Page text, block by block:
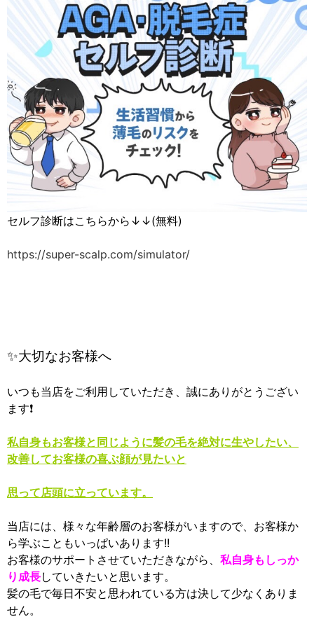
セルフ診断はこちらから↓↓(無料)
https://super-scalp.com/simulator/
✨大切なお客様へ
いつも当店をご利用していただき、誠にありがとうござい
ます❗
私自身もお客様と同じように髪の毛を絶対に生やしたい、
改善してお客様の喜ぶ顔が見たいと
思って店頭に立っています。
当店には、様々な年齢層のお客様がいますので、お客様か
ら学ぶこともいっぱいあります!!
お客様のサポートさせていただきながら、 私自身もしっか
り成長していきたいと思います。
髪の毛で毎日不安と思われている方は決して少なくありま
せん。